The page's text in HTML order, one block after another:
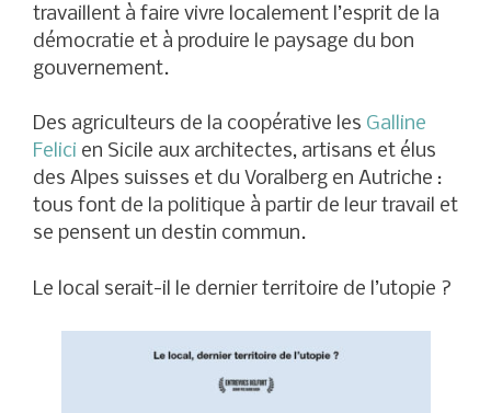
travaillent à faire vivre localement l’esprit de la
démocratie et à produire le paysage du bon
gouvernement.
Des agriculteurs de la coopérative les Galline
Felici en Sicile aux architectes, artisans et élus
des Alpes suisses et du Voralberg en Autriche :
tous font de la politique à partir de leur travail et
se pensent un destin commun.
Le local serait-il le dernier territoire de l’utopie ?